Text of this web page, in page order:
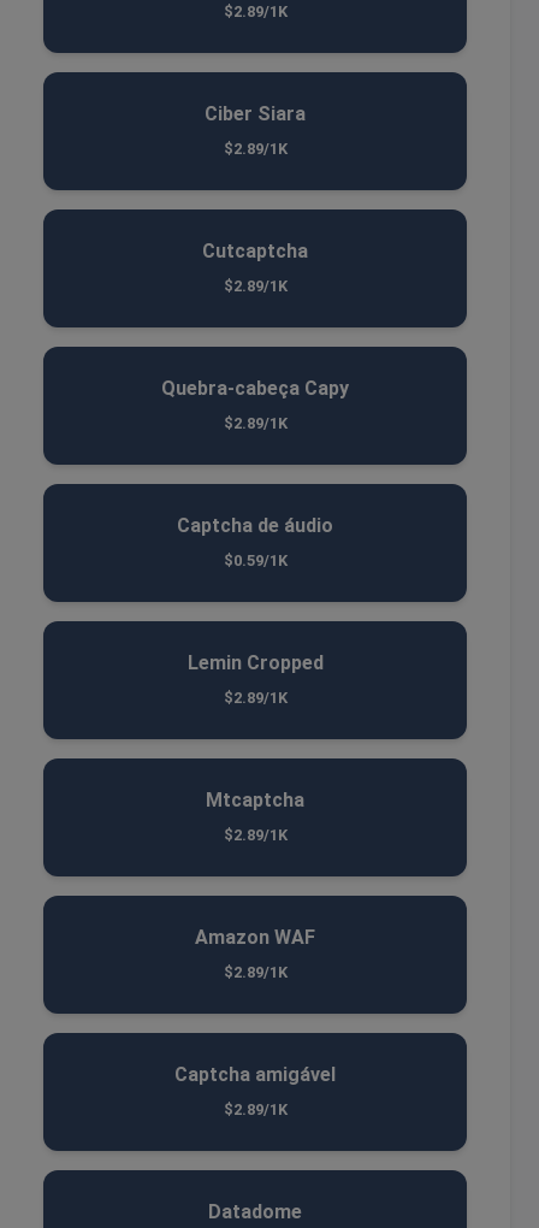
$2.89/1K
Ciber Siara
$2.89/1K
Cutcaptcha
$2.89/1K
Quebra-cabeça Capy
$2.89/1K
Captcha de áudio
$0.59/1K
Lemin Cropped
$2.89/1K
Mtcaptcha
$2.89/1K
Amazon WAF
$2.89/1K
Captcha amigável
$2.89/1K
Datadome